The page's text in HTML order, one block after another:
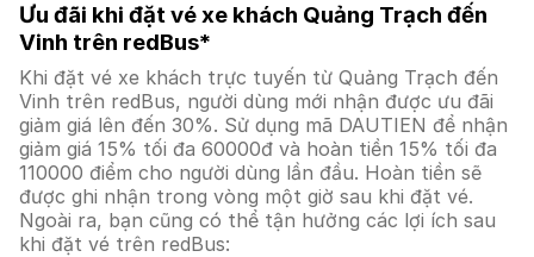
Ưu đãi khi đặt vé xe khách Quảng Trạch đến
Vinh trên redBus*
Khi đặt vé xe khách trực tuyến từ Quảng Trạch đến
Vinh trên redBus, người dùng mới nhận được ưu đãi
giảm giá lên đến 30%. Sử dụng mã DAUTIEN để nhận
giảm giá 15% tối đa 60000đ và hoàn tiền 15% tối đa
110000 điểm cho người dùng lần đầu. Hoàn tiền sẽ
được ghi nhận trong vòng một giờ sau khi đặt vé.
Ngoài ra, bạn cũng có thể tận hưởng các lợi ích sau
khi đặt vé trên redBus: